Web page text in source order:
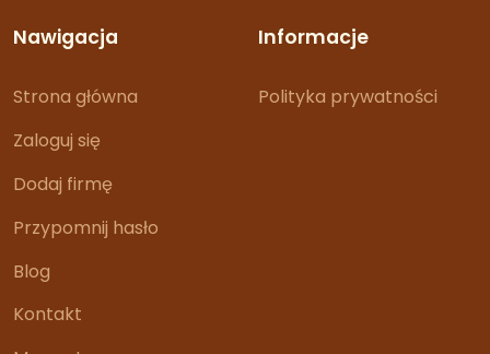
Nawigacja
Strona główna
Zaloguj się
Dodaj firmę
Przypomnij hasło
Blog
Kontakt
Informacje
Polityka prywatności